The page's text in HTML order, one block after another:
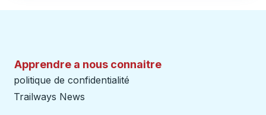
Apprendre a nous connaitre
politique de confidentialité
Trailways News